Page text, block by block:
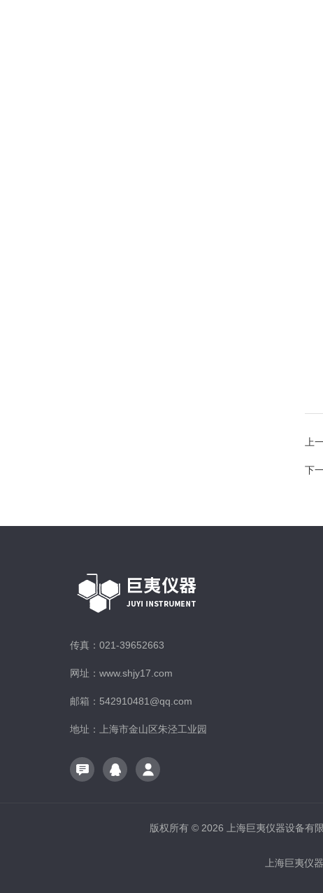
上
下
传真：021-39652663
网址：www.shjy17.com
邮箱：542910481@qq.com
地址：上海市金山区朱泾工业园
版权所有 © 2026 上海巨夷仪器设备
上海巨夷仪